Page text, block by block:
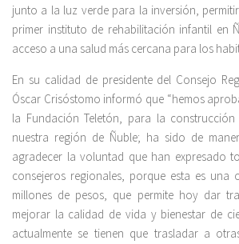
junto a la luz verde para la inversión,
primer instituto de rehabilitación infantil en
acceso a una salud más cercana para los
En su calidad de presidente del Consejo
Óscar Crisóstomo informó que “hemos
la Fundación Teletón, para la
nuestra región de Ñuble; ha sido de
agradecer la voluntad que han expresado
consejeros regionales, porque esta es una
millones de pesos, que permite hoy dar
mejorar la calidad de vida y bienestar de
actualmente se tienen que trasladar a